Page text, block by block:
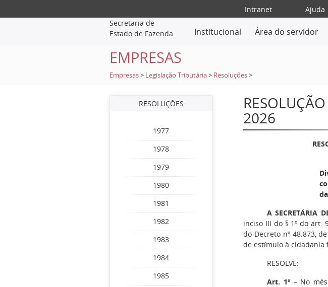
Intranet Ajuda
Secretaria de
Estado de Fazenda
Institucional Área do servidor
EMPRESAS
Empresas > Legislação Tributária > Resoluções >
RESOLUÇÕES
1977
1978
1979
1980
1981
1982
1983
1984
1985
2026
A SECRETÁRIA
inciso III do § 1º do art.
do Decreto nº 48.873,
de estímulo à cidadania
RESOLVE:
Art. 1º– No mês